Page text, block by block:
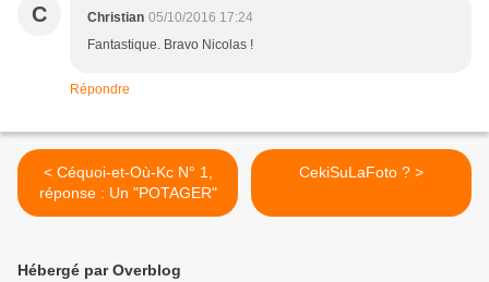
C Christian 05/10/2016 17:24
Fantastique. Bravo Nicolas !
Répondre
< Céquoi-et-Où-Kc N° 1,
réponse : Un "POTAGER"
CekiSuLaFoto ? >
Hébergé par Overblog